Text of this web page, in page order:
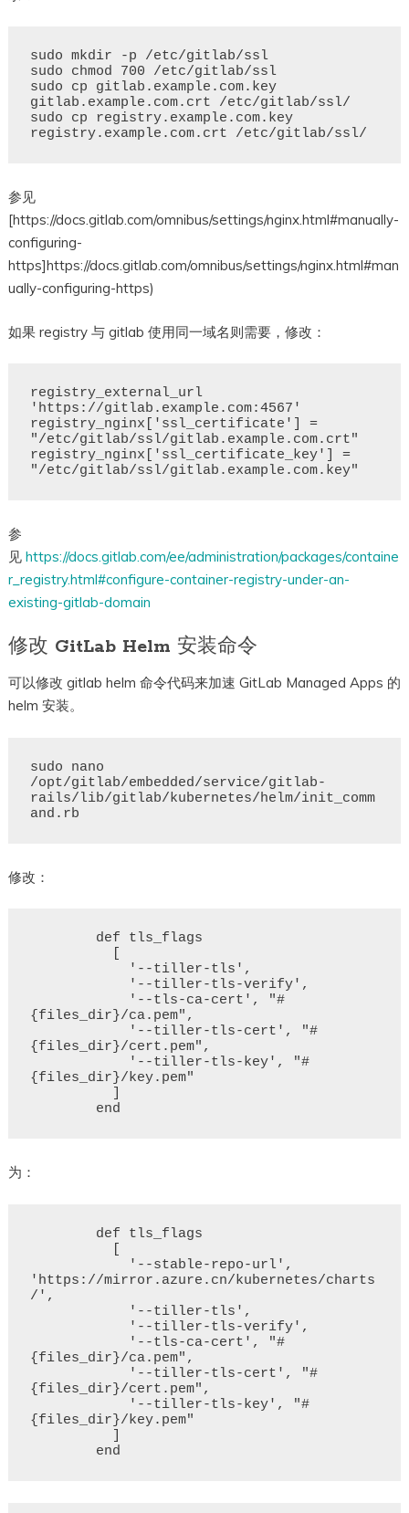
sudo mkdir -p /etc/gitlab/ssl
sudo chmod 700 /etc/gitlab/ssl
sudo cp gitlab.example.com.key
gitlab.example.com.crt /etc/gitlab/ssl/
sudo cp registry.example.com.key
参见
[https://docs.gitlab.com/omnibus/settings/nginx.html#manually-
configuring-
https]https://docs.gitlab.com/omnibus/settings/nginx.html#man
ually-configuring-https)
如果 registry 与 gitlab 使用同一域名则需要，修改：
registry_external_url
'https://gitlab.example.com:4567'
registry_nginx['ssl_certificate'] =
"/etc/gitlab/ssl/gitlab.example.com.crt"
registry_nginx['ssl_certificate_key'] =
参
见 https://docs.gitlab.com/ee/administration/packages/containe
r_registry.html#configure-container-registry-under-an-
existing-gitlab-domain
修改 GitLab Helm 安装命令
可以修改 gitlab helm 命令代码来加速 GitLab Managed Apps 的
helm 安装。
sudo nano
/opt/gitlab/embedded/service/gitlab-
rails/lib/gitlab/kubernetes/helm/init_comm
修改：
{files_dir}/ca.pem",
{files_dir}/cert.pem",
{files_dir}/key.pem"
为：
'https://mirror.azure.cn/kubernetes/charts
/',
{files_dir}/ca.pem",
{files_dir}/cert.pem",
{files_dir}/key.pem"